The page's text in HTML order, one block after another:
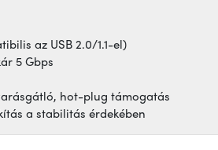
az USB 2.0/1.1-el)
5 Gbps
hot-plug támogatás
a stabilitás érdekében